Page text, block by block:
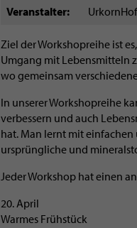
Veranstalter
Ziel der Workshopreihe ist
Umgang mit Lebensmitteln
wo gemeinsam
In unserer Workshopreihe
verbessern und auch
hat. Man lernt mit
ursprüngliche und
Jeder Workshop hat einen
20. April
Warmes Frühstück